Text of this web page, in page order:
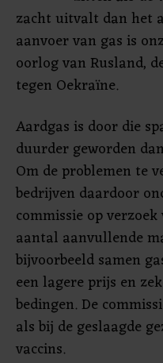
zacht uitvalt dan het
aanvoer van gas is
oorlog van Rusland,
tegen Oekraïne.
Aardgas is door die
duurder geworden
Om de problemen te
bedrijven daardoor
commissie op
aantal aanvullende
bijvoorbeeld samen
een lagere prijs en
bedingen. De
als bij de geslaagde
vaccins.